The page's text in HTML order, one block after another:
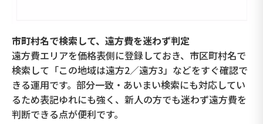
市町村名で検索して、遠方費を迷わず判定
遠方費エリアを価格表側に登録しておき、市区町村名で
検索して「この地域は遠方2／遠方3」などをすぐ確認で
きる運用です。部分一致・あいまい検索にも対応してい
るため表記ゆれにも強く、新人の方でも迷わず遠方費を
判断できる点が便利です。